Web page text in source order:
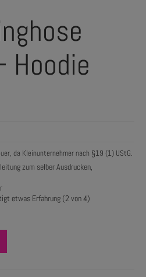
Hoodie
da Kleinunternehmer nach §19 (1) UStG.
zum selber Ausdrucken,
etwas Erfahrung (2 von 4)